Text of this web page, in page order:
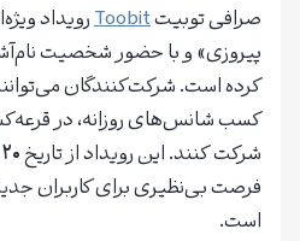
صرافی توبیتToobitرویداد
کرده است. شرکت‌کنندگان
کسب شانس‌های روزانه، در
شرکت کنند. این رویداد از تاریخ۲۰ نوامبر ۲۰۲۵
فرصت بی‌نظیری برای کاربران
است.